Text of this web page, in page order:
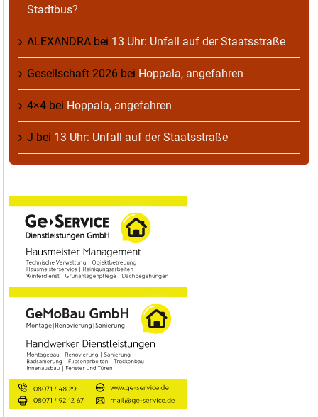
Stadtbus?
ALEXANDRA bei 13 Uhr: Unfall auf der Staatsstraße
Gesellschaft 2026 bei Hoppala, angefahren
4×4 bei Hoppala, angefahren
J bei 13 Uhr: Unfall auf der Staatsstraße